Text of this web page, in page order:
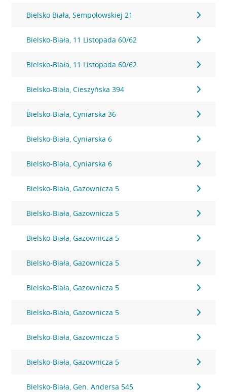
Bielsko Biała, Sempołowskiej 21
Bielsko-Biała, 11 Listopada 60/62
Bielsko-Biała, 11 Listopada 60/62
Bielsko-Biała, Cieszyńska 394
Bielsko-Biała, Cyniarska 36
Bielsko-Biała, Cyniarska 6
Bielsko-Biała, Cyniarska 6
Bielsko-Biała, Gazownicza 5
Bielsko-Biała, Gazownicza 5
Bielsko-Biała, Gazownicza 5
Bielsko-Biała, Gazownicza 5
Bielsko-Biała, Gazownicza 5
Bielsko-Biała, Gazownicza 5
Bielsko-Biała, Gazownicza 5
Bielsko-Biała, Gazownicza 5
Bielsko-Biała, Gen. Andersa 545